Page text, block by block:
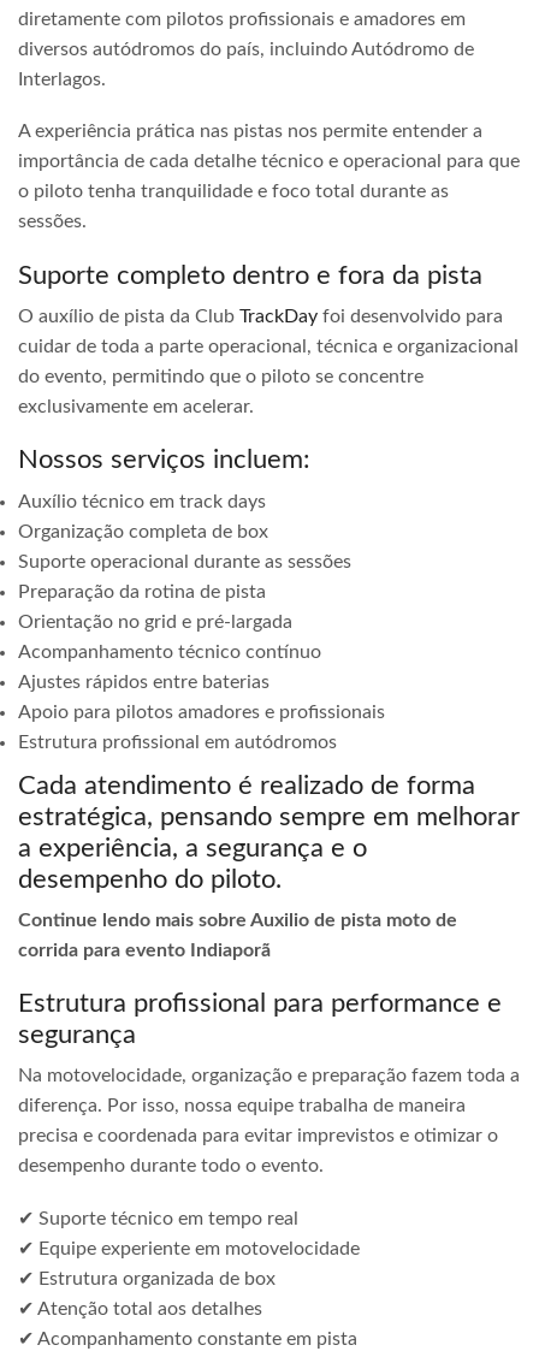
diretamente com pilotos profissionais e amadores em
diversos autódromos do país, incluindo Autódromo de
Interlagos.
A experiência prática nas pistas nos permite entender a
importância de cada detalhe técnico e operacional para que
o piloto tenha tranquilidade e foco total durante as
sessões.
Suporte completo dentro e fora da pista
O auxílio de pista da Club TrackDay foi desenvolvido para
cuidar de toda a parte operacional, técnica e organizacional
do evento, permitindo que o piloto se concentre
exclusivamente em acelerar.
Nossos serviços incluem:
Auxílio técnico em track days
Organização completa de box
Suporte operacional durante as sessões
Preparação da rotina de pista
Orientação no grid e pré-largada
Acompanhamento técnico contínuo
Ajustes rápidos entre baterias
Apoio para pilotos amadores e profissionais
Estrutura profissional em autódromos
Cada atendimento é realizado de forma
estratégica, pensando sempre em melhorar
a experiência, a segurança e o
desempenho do piloto.
Continue lendo mais sobre Auxilio de pista moto de
corrida para evento Indiaporã
Estrutura profissional para performance e
segurança
Na motovelocidade, organização e preparação fazem toda a
diferença. Por isso, nossa equipe trabalha de maneira
precisa e coordenada para evitar imprevistos e otimizar o
desempenho durante todo o evento.
✔ Suporte técnico em tempo real
✔ Equipe experiente em motovelocidade
✔ Estrutura organizada de box
✔ Atenção total aos detalhes
✔ Acompanhamento constante em pista